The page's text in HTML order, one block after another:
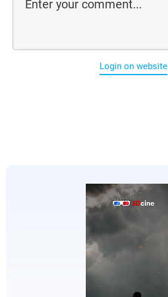
Login on website